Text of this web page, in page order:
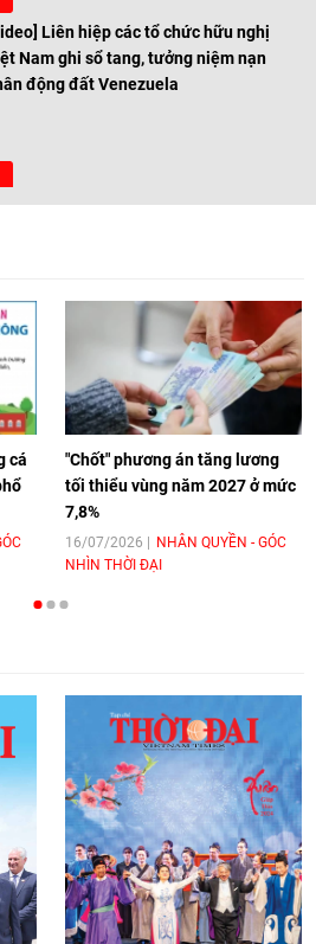
Liên hiệp các tổ chức hữu nghị
Nam ghi sổ tang, tưởng niệm nạn
động đất Venezuela
Trẻ em Đông Á cùng kiến tạo
Âm nhạc flamenco gắn kết văn
Việt Nam - Tây Ban Nha
Trao tặng Kỷ niệm chương "Vì
bình, hữu nghị giữa các dân tộc"
Đại sứ Hungary tại Việt Nam
Nhân dân Việt Nam luôn trân
tình cảm của nước Nga
Cơ hội giao lưu quốc tế cho học
Việt Nam tại trại hè Artek
cá
"Chốt" phương án tăng lương
tối thiểu vùng năm 2027 ở mức
7,8%
16/07/2026
NHÂN QUYỀN - GÓC
NHÌN THỜI ĐẠI